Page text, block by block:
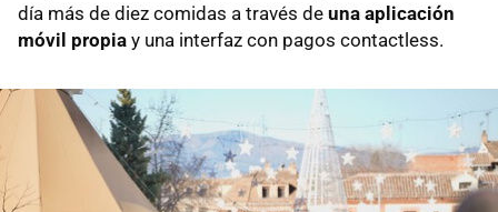
día más de diez comidas a través de una aplicación
móvil propia y una interfaz con pagos contactless.